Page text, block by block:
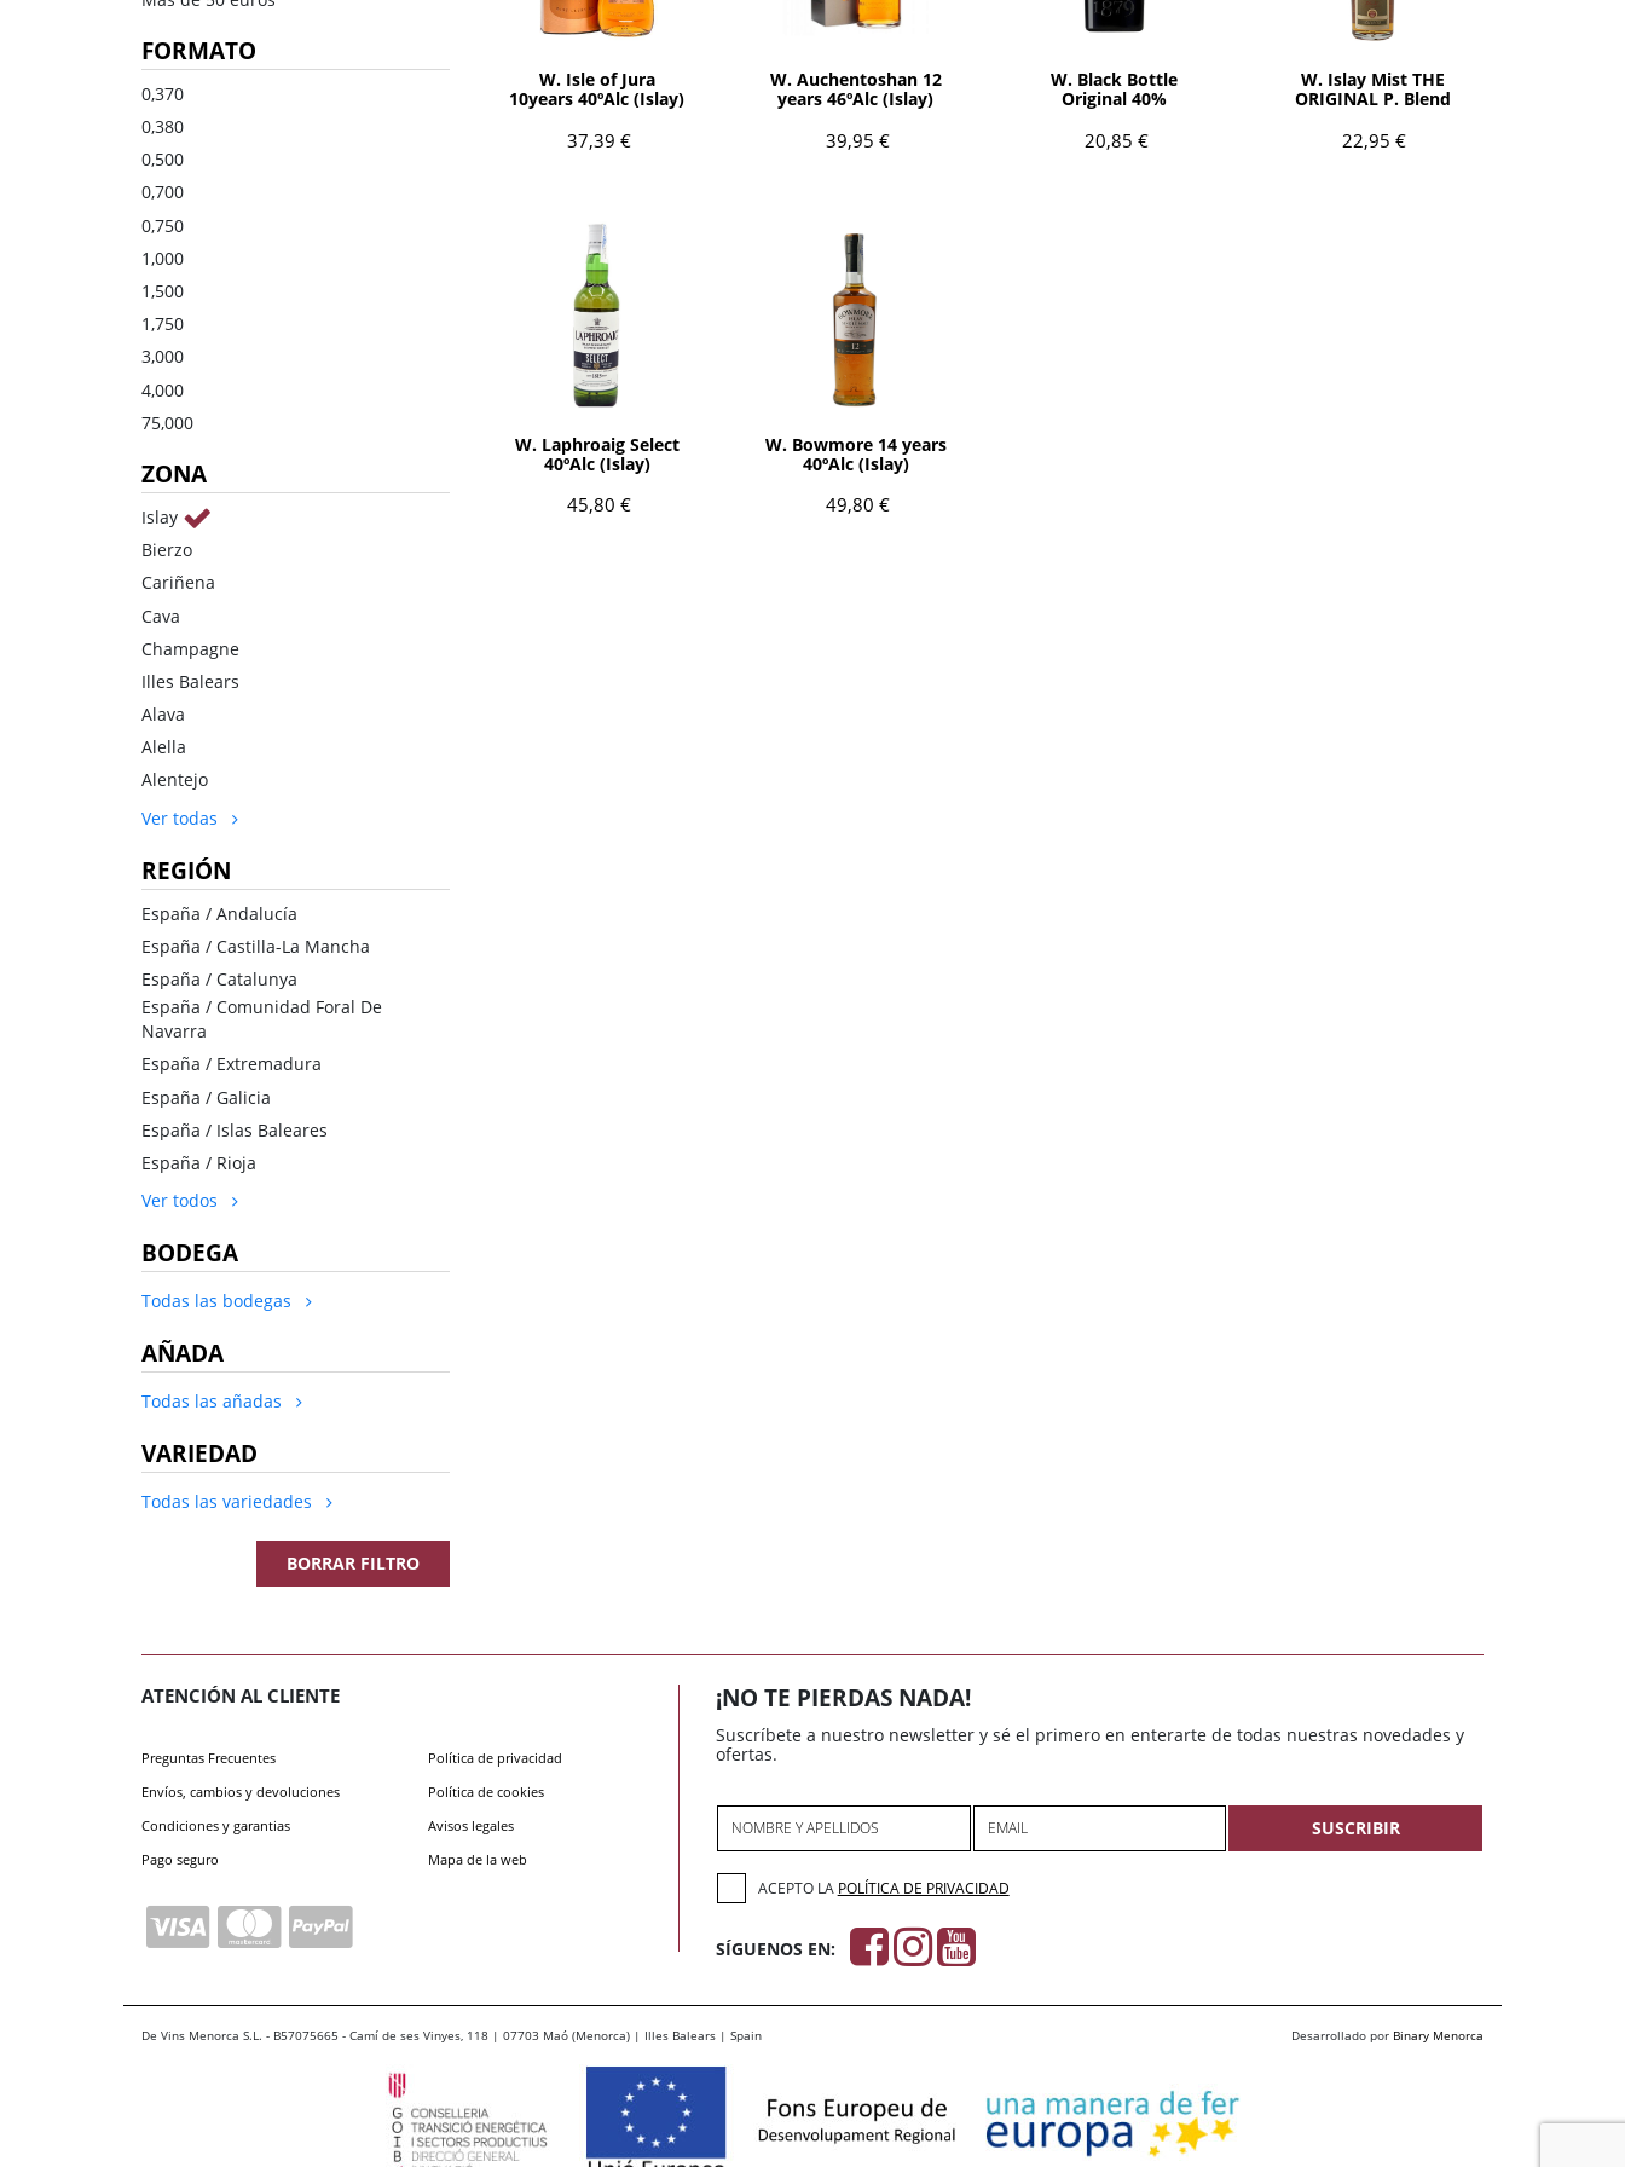
Dulce
Oporto
Generoso
3 Riberas
España / Galicia
Baleares
España / Rioja
Todos los tipos
Brandy
Ron
Otros
3 Riberas
España / Galicia
Baleares
España / Rioja
Todos los tipos
FORMATO
0,370
0,380
0,500
0,700
0,750
1,000
1,500
1,750
3,000
4,000
75,000
ZONA
Islay
Bierzo
Cariñena
Cava
Champagne
Illes Balears
Alava
Alella
Alentejo
Ver todas
REGIÓN
España / Andalucía
España / Castilla-La Mancha
España / Catalunya
España / Comunidad Foral De
Navarra
España / Extremadura
España / Galicia
España / Islas Baleares
España / Rioja
Ver todos
BODEGA
Todas las bodegas
AÑADA
Todas las añadas
VARIEDAD
Todas las variedades
BORRAR FILTRO
W. Isle of Jura
10years 40ºAlc (Islay)
37,39 €
AÑADIR
W. Auchentoshan 12
years 46ºAlc (Islay)
39,95 €
AÑADIR
W. Black Bottle
Original 40%
20,85 €
AÑADIR
W. Islay Mist THE
ORIGINAL P. Blend
22,95 €
AÑADIR
W. Laphroaig Select
40ºAlc (Islay)
45,80 €
AÑADIR
W. Bowmore 14 years
40ºAlc (Islay)
49,80 €
AÑADIR
ATENCIÓN AL CLIENTE
Preguntas Frecuentes
Envíos, cambios y devoluciones
Condiciones y garantias
Pago seguro
Política de privacidad
Política de cookies
Avisos legales
Mapa de la web
¡NO TE PIERDAS NADA!
Suscríbete a nuestro newsletter y sé el primero en enterarte de todas nuestras novedades y
ofertas.
NOMBRE Y APELLIDOS EMAIL SUSCRIBIR
ACEPTO LA POLÍTICA DE PRIVACIDAD
SÍGUENOS EN:
De Vins Menorca S.L. - B57075665 - Camí de ses Vinyes, 118 | 07703 Maó (Menorca) | Illes Balears | Spain Desarrollado por Binary Menorca